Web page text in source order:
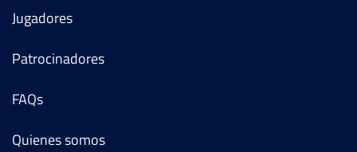
Jugadores
Patrocinadores
FAQs
Quienes somos